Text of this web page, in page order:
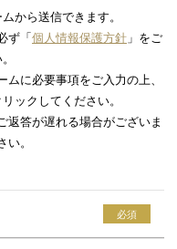
から送信できます。
ず「 個人情報保護方針 」をご
に必要事項をご入力の上、
ックしてください。
返答が遅れる場合がございま
い。